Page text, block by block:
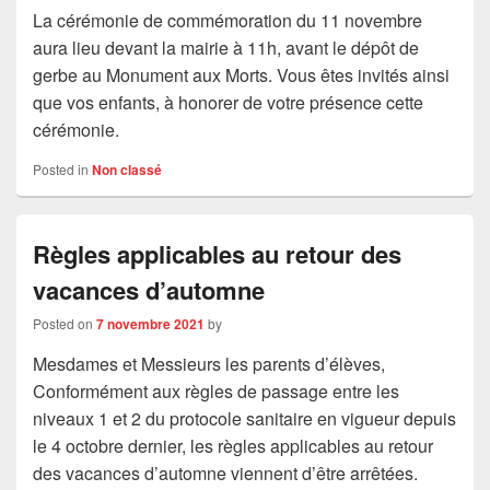
La cérémonie de commémoration du 11 novembre
aura lieu devant la mairie à 11h, avant le dépôt de
gerbe au Monument aux Morts. Vous êtes invités ainsi
que vos enfants, à honorer de votre présence cette
cérémonie.
Posted in Non classé
Règles applicables au retour des
vacances d’automne
Posted on 7 novembre 2021 by
Mesdames et Messieurs les parents d’élèves,
Conformément aux règles de passage entre les
niveaux 1 et 2 du protocole sanitaire en vigueur depuis
le 4 octobre dernier, les règles applicables au retour
des vacances d’automne viennent d’être arrêtées.